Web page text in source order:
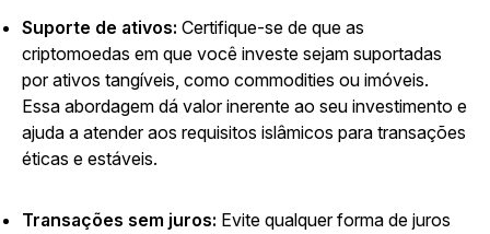
Suporte de ativos: Certifique-se de que as
criptomoedas em que você investe sejam suportadas
por ativos tangíveis, como commodities ou imóveis.
Essa abordagem dá valor inerente ao seu investimento e
ajuda a atender aos requisitos islâmicos para transações
éticas e estáveis.
Transações sem juros: Evite qualquer forma de juros